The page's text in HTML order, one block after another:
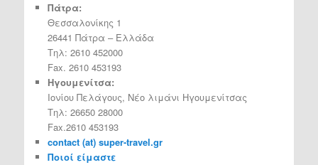
Πάτρα:
Θεσσαλονίκης 1
26441 Πάτρα – Ελλάδα
Τηλ: 2610 452000
Fax. 2610 453193
Ηγουμενίτσα:
Ιονίου Πελάγους, Νέο λιμάνι Ηγουμενίτσας
Τηλ: 26650 28000
Fax.2610 453193
contact (at) super-travel.gr
Ποιοί είμαστε